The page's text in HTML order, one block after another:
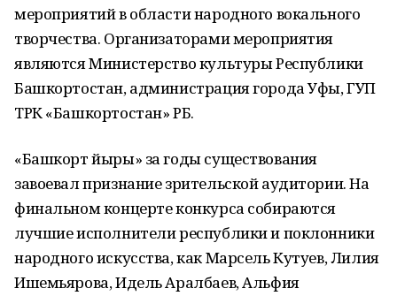
мероприятий в области народного вокального
творчества. Организаторами мероприятия
являются Министерство культуры Республики
Башкортостан, администрация города Уфы, ГУП
ТРК «Башкортостан» РБ.
«Башкорт йыры» за годы существования
завоевал признание зрительской аудитории. На
финальном концерте конкурса собираются
лучшие исполнители республики и поклонники
народного искусства, как Марсель Кутуев, Лилия
Ишемьярова, Идель Аралбаев, Альфия